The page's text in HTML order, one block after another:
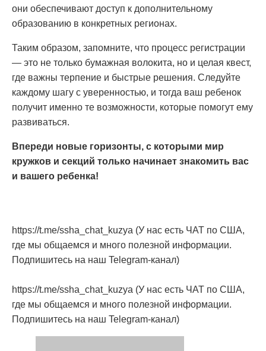
они обеспечивают доступ к дополнительному
образованию в конкретных регионах.
Таким образом, запомните, что процесс регистрации
— это не только бумажная волокита, но и целая квест,
где важны терпение и быстрые решения. Следуйте
каждому шагу с уверенностью, и тогда ваш ребенок
получит именно те возможности, которые помогут ему
развиваться.
Впереди новые горизонты, с которыми мир
кружков и секций только начинает знакомить вас
и вашего ребенка!
https://t.me/ssha_chat_kuzya (У нас есть ЧАТ по США,
где мы общаемся и много полезной информации.
Подпишитесь на наш Telegram-канал)
https://t.me/ssha_chat_kuzya (У нас есть ЧАТ по США,
где мы общаемся и много полезной информации.
Подпишитесь на наш Telegram-канал)